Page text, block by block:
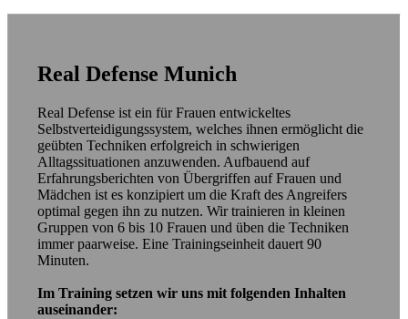
Real Defense Munich
Real Defense ist ein für Frauen entwickeltes
Selbstverteidigungssystem, welches ihnen ermöglicht die
geübten Techniken erfolgreich in schwierigen
Alltagssituationen anzuwenden. Aufbauend auf
Erfahrungsberichten von Übergriffen auf Frauen und
Mädchen ist es konzipiert um die Kraft des Angreifers
optimal gegen ihn zu nutzen. Wir trainieren in kleinen
Gruppen von 6 bis 10 Frauen und üben die Techniken
immer paarweise. Eine Trainingseinheit dauert 90
Minuten.
Im Training setzen wir uns mit folgenden Inhalten
auseinander: